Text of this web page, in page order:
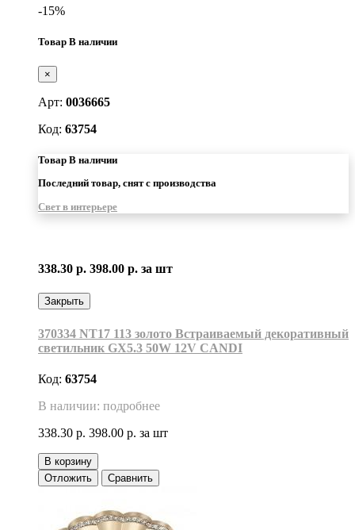
-15%
Товар В наличии
×
Арт: 0036665
Код: 63754
Товар В наличии
Последний товар, снят с производства
Свет в интерьере
338.30 р. 398.00 р. за шт
Закрыть
370334 NT17 113 золото Встраиваемый декоративный
светильник GX5.3 50W 12V CANDI
Код: 63754
В наличии: подробнее
338.30 р. 398.00 р. за шт
В корзину
Отложить
Сравнить